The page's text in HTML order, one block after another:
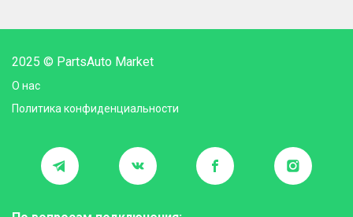
2025 © PartsAuto Market
О нас
Политика конфиденциальности